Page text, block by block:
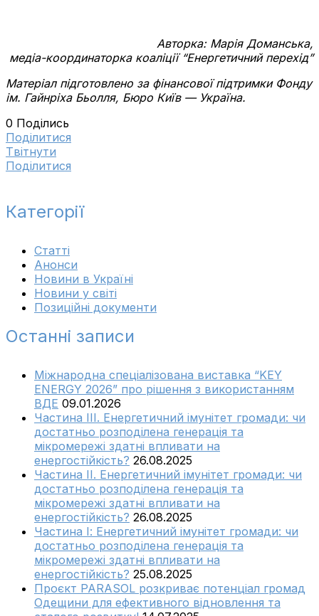
Авторка: Марія Доманська,
медіа-координаторка коаліції “Енергетичний перехід”
Матеріал підготовлено за фінансової підтримки Фонду
ім. Гайнріха Бьолля, Бюро Київ — Україна.
0 Поділись
Поділитися
Tвітнути
Поділитися
Категорії
Cтатті
Анонси
Новини в Україні
Новини у світі
Позиційні документи
Останні записи
Міжнародна спеціалізована виставка “KEY
ENERGY 2026” про рішення з використанням
ВДЕ 09.01.2026
Частина ІІІ. Енергетичний імунітет громади: чи
достатньо розподілена генерація та
мікромережі здатні впливати на
енергостійкість? 26.08.2025
Частина ІІ. Енергетичний імунітет громади: чи
достатньо розподілена генерація та
мікромережі здатні впливати на
енергостійкість? 26.08.2025
Частина І: Енергетичний імунітет громади: чи
достатньо розподілена генерація та
мікромережі здатні впливати на
енергостійкість? 25.08.2025
Проєкт PARASOL розкриває потенціал громад
Одещини для ефективного відновлення та